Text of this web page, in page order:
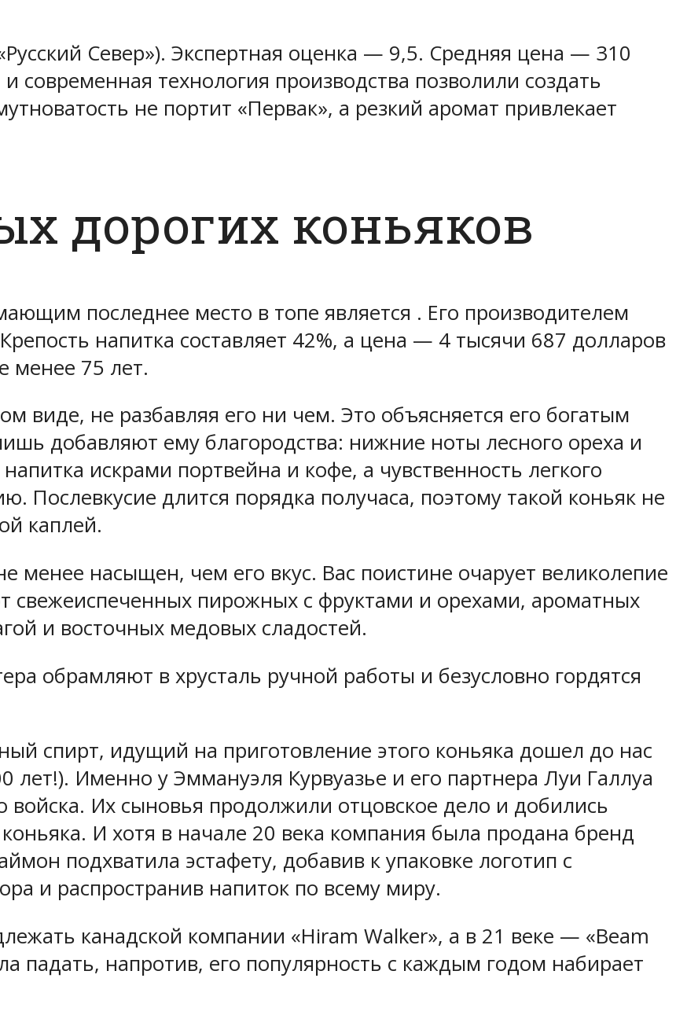
Север»). Экспертная оценка — 9,5. Средняя цена — 310
современная технология производства позволили создать
не портит «Первак», а резкий аромат привлекает
дорогих коньяков
последнее место в топе является . Его производителем
напитка составляет 42%, а цена — 4 тысячи 687 долларов
менее 75 лет.
виде, не разбавляя его ни чем. Это объясняется его богатым
добавляют ему благородства: нижние ноты лесного ореха и
искрами портвейна и кофе, а чувственность легкого
Послевкусие длится порядка получаса, поэтому такой коньяк не
каплей.
менее насыщен, чем его вкус. Вас поистине очарует великолепие
свежеиспеченных пирожных с фруктами и орехами, ароматных
и восточных медовых сладостей.
обрамляют в хрусталь ручной работы и безусловно гордятся
спирт, идущий на приготовление этого коньяка дошел до нас
Именно у Эммануэля Курвуазье и его партнера Луи Галлуа
войска. Их сыновья продолжили отцовское дело и добились
И хотя в начале 20 века компания была продана бренд
подхватила эстафету, добавив к упаковке логотип с
и распространив напиток по всему миру.
канадской компании «Hiram Walker», а в 21 веке — «Beam
падать, напротив, его популярность с каждым годом набирает